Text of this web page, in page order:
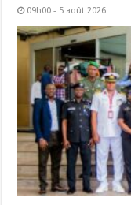
09h00 - 5 août 2026